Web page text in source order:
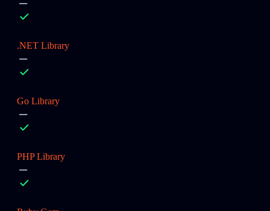
.NET Library
Go Library
PHP Library